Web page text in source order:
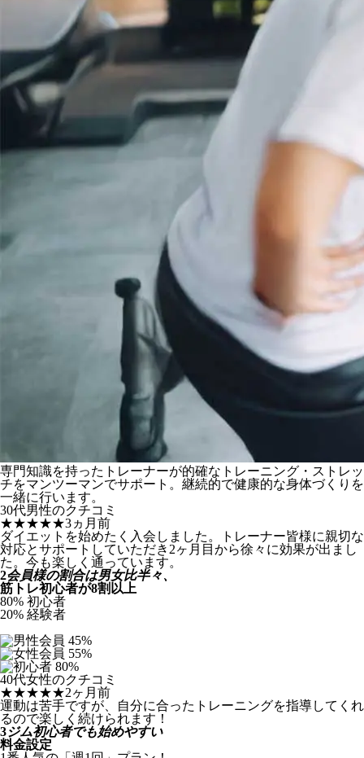
専門知識を持ったトレーナーが的確なトレーニング・ストレッ
チをマンツーマンでサポート。継続的で健康的な身体づくりを
一緒に行います。
30代男性のクチコミ
★★★★★3ヵ月前
ダイエットを始めたく入会しました。トレーナー皆様に親切な
対応とサポートしていただき2ヶ月目から徐々に効果が出まし
た。今も楽しく通っています。
2会員様の割合は男女比半々、
筋トレ初心者が8割以上
80% 初心者
20% 経験者
45%
55%
80%
40代女性のクチコミ
★★★★★2ヶ月前
運動は苦手ですが、自分に合ったトレーニングを指導してくれ
るので楽しく続けられます！
3ジム初心者でも始めやすい
料金設定